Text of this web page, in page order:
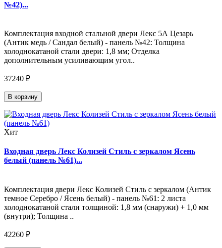
№42)...
Комплектация входной стальной двери Лекс 5А Цезарь
(Антик медь / Сандал белый) - панель №42: Толщина
холоднокатаной стали двери: 1,8 мм; Отделка
дополнительным усиливающим угол..
37240 ₽
В корзину
Хит
Входная дверь Лекс Колизей Стиль с зеркалом Ясень
белый (панель №61)...
Комплектация двери Лекс Колизей Стиль с зеркалом (Антик
темное Серебро / Ясень белый) - панель №61: 2 листа
холоднокатаной стали толщиной: 1,8 мм (снаружи) + 1,0 мм
(внутри); Толщина ..
42260 ₽